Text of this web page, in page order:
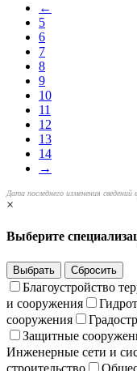
←
5
6
7
8
9
10
11
12
13
14
→
Дата последнего изменения
×
Выберите
Выбрать Сбросить
Благоустройство
и сооружения
сооружения
Защитные
Инженерные сети и
строительство